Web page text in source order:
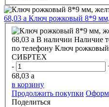
68,03 a Ключ рожковый 8*9
68,03 a В наличии Наличие
по телефону Ключ
СИБРТЕХ
-
68,03 a
в корзину
Продолжить покупки
Поделиться